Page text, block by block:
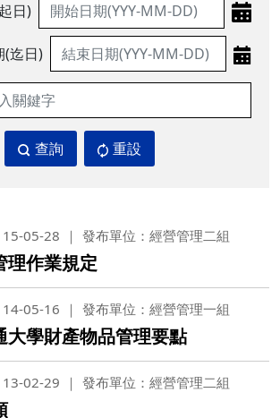
日)
(迄日)
查詢 重設
05-28 發布單位：經營管理二組
理作業規定
05-16 發布單位：經營管理一組
大學財產物品管理要點
02-29 發布單位：經營管理二組